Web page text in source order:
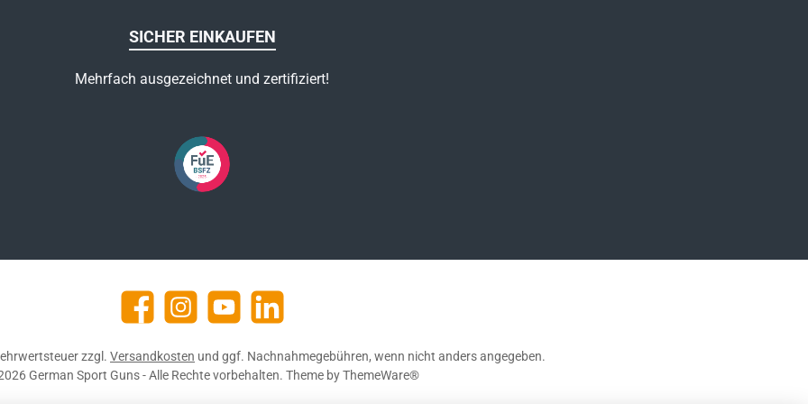
SICHER EINKAUFEN
Mehrfach ausgezeichnet und zertifiziert!
FacebookInstagramYouTube
zzgl. Versandkosten und ggf. Nachnahmegebühren, wenn nicht anders angegeben.
German Sport Guns - Alle Rechte vorbehalten. Theme byThemeWare®